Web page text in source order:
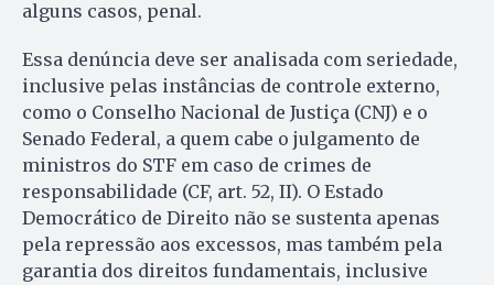
alguns casos, penal.
Essa denúncia deve ser analisada com seriedade,
inclusive pelas instâncias de controle externo,
como o Conselho Nacional de Justiça (CNJ) e o
Senado Federal, a quem cabe o julgamento de
ministros do STF em caso de crimes de
responsabilidade (CF, art. 52, II). O Estado
Democrático de Direito não se sustenta apenas
pela repressão aos excessos, mas também pela
garantia dos direitos fundamentais, inclusive